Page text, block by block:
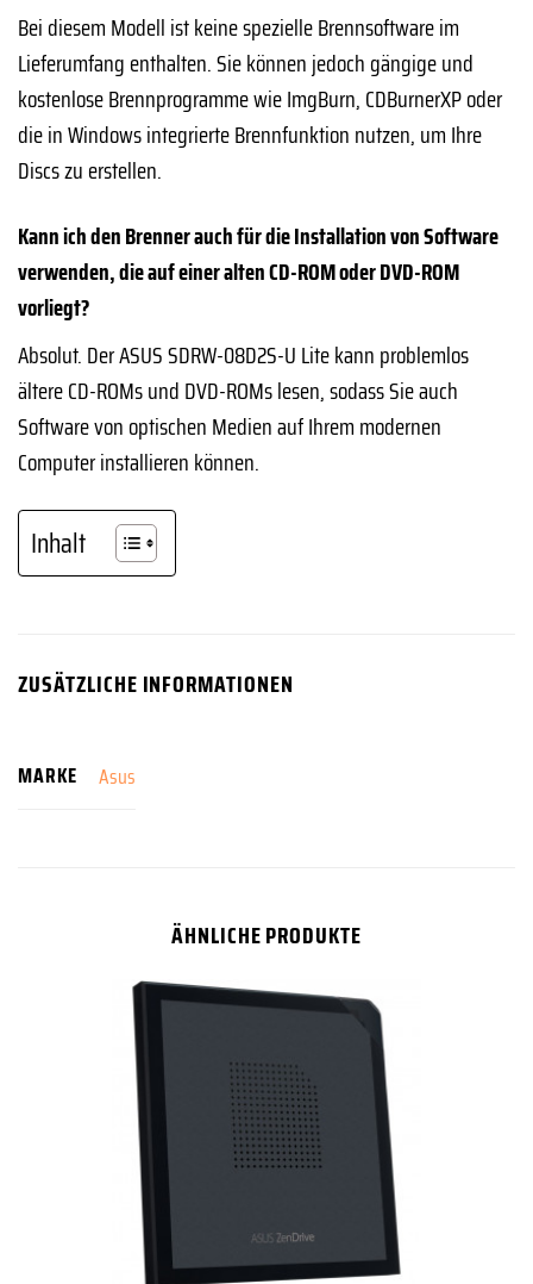
Bei diesem Modell ist keine spezielle Brennsoftware im
Lieferumfang enthalten. Sie können jedoch gängige und
kostenlose Brennprogramme wie ImgBurn, CDBurnerXP oder
die in Windows integrierte Brennfunktion nutzen, um Ihre
Discs zu erstellen.
Kann ich den Brenner auch für die Installation von Software
verwenden, die auf einer alten CD-ROM oder DVD-ROM
vorliegt?
Absolut. Der ASUS SDRW-08D2S-U Lite kann problemlos
ältere CD-ROMs und DVD-ROMs lesen, sodass Sie auch
Software von optischen Medien auf Ihrem modernen
Computer installieren können.
Inhalt
ZUSÄTZLICHE INFORMATIONEN
MARKE Asus
ÄHNLICHE PRODUKTE